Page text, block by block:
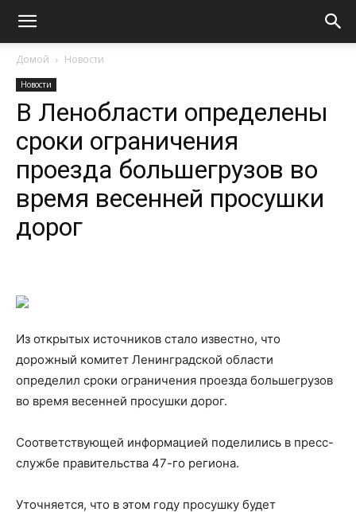
Домой Новости
Новости
В Ленобласти определены
сроки ограничения
проезда большегрузов во
время весенней просушки
дорог
Из открытых источников стало известно, что
дорожный комитет Ленинградской области
определил сроки ограничения проезда большегрузов
во время весенней просушки дорог.
Соответствующей информацией поделились в пресс-
службе правительства 47-го региона.
Уточняется, что в этом году просушку будет